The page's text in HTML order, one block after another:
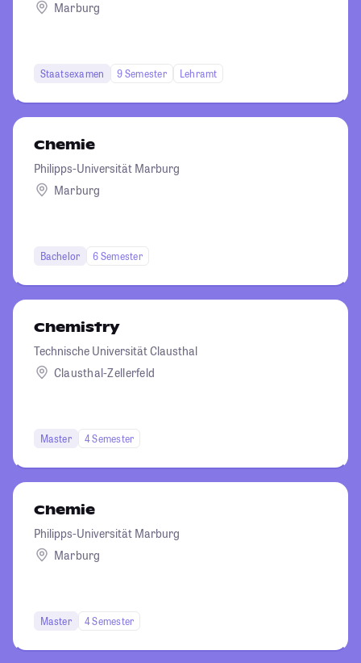
Marburg
Staatsexamen 9 Semester Lehramt
Chemie
Philipps-Universität Marburg
Marburg
Bachelor 6 Semester
Chemistry
Technische Universität Clausthal
Clausthal-Zellerfeld
Master 4 Semester
Chemie
Philipps-Universität Marburg
Marburg
Master 4 Semester